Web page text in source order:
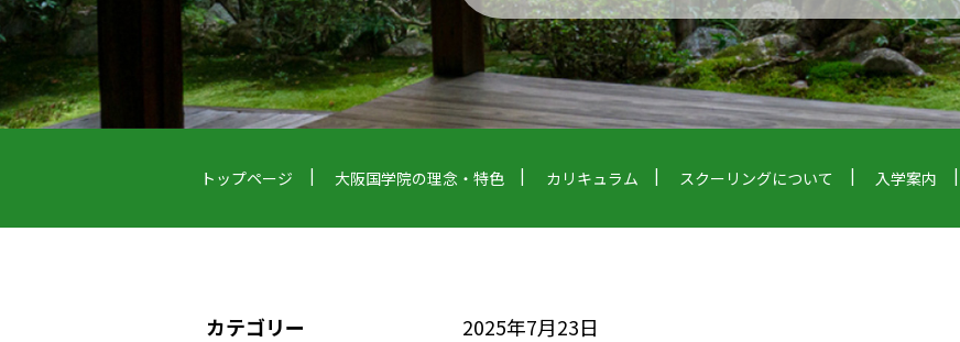
トップページ 大阪国学院の理念・特色 カリキュラム スクーリングについて 入学案内
2025年7月23日
カテゴリー